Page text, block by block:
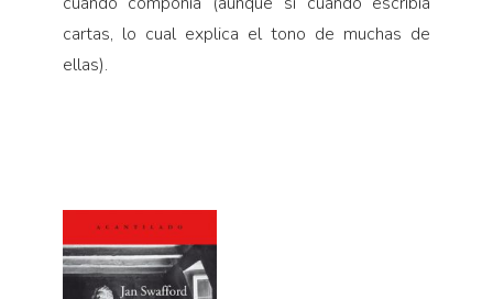
cartas, lo cual explica el tono de muchas de
ellas).